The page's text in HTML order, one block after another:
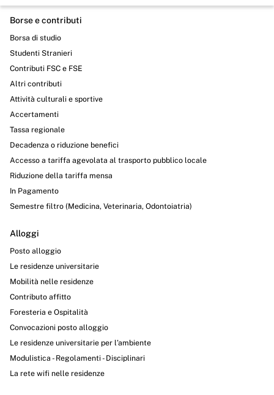
Borse e contributi
Borsa di studio
Studenti Stranieri
Contributi FSC e FSE
Altri contributi
Attività culturali e sportive
Accertamenti
Tassa regionale
Decadenza o riduzione benefici
Accesso a tariffa agevolata al trasporto pubblico locale
Riduzione della tariffa mensa
In Pagamento
Semestre filtro (Medicina, Veterinaria, Odontoiatria)
Alloggi
Posto alloggio
Le residenze universitarie
Mobilità nelle residenze
Contributo affitto
Foresteria e Ospitalità
Convocazioni posto alloggio
Le residenze universitarie per l’ambiente
Modulistica - Regolamenti - Disciplinari
La rete wifi nelle residenze